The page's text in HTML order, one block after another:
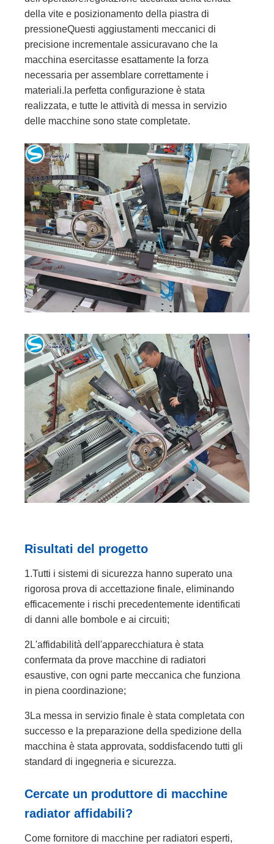
della vite e posizionamento della piastra di
pressioneQuesti aggiustamenti meccanici di
precisione incrementale assicuravano che la
macchina esercitasse esattamente la forza
necessaria per assemblare correttamente i
materiali.la perfetta configurazione è stata
realizzata, e tutte le attività di messa in servizio
delle macchine sono state completate.
Risultati del progetto
1.Tutti i sistemi di sicurezza hanno superato una
rigorosa prova di accettazione finale, eliminando
efficacemente i rischi precedentemente identificati
di danni alle bombole e ai circuiti;
2L'affidabilità dell'apparecchiatura è stata
confermata da prove macchine di radiatori
esaustive, con ogni parte meccanica che funziona
in piena coordinazione;
3La messa in servizio finale è stata completata con
successo e la preparazione della spedizione della
macchina è stata approvata, soddisfacendo tutti gli
standard di ingegneria e sicurezza.
Cercate un produttore di macchine
radiator affidabili?
Come fornitore di macchine per radiatori esperti,